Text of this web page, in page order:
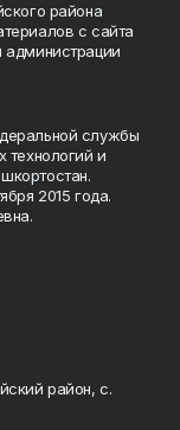
района
с сайта
администрации
службы
технологий и
2015 года.
район, с.